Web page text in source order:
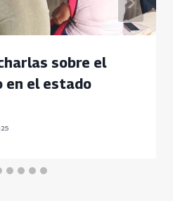
sobre el
el estado